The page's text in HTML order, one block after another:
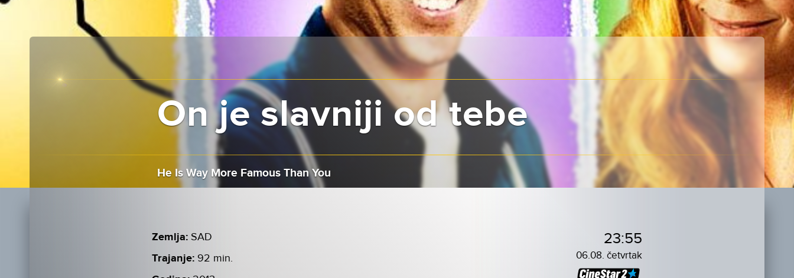
On je slavniji od tebe
He Is Way More Famous Than You
Zemlja: SAD
Trajanje: 92 min.
23:55
06.08. četvrtak